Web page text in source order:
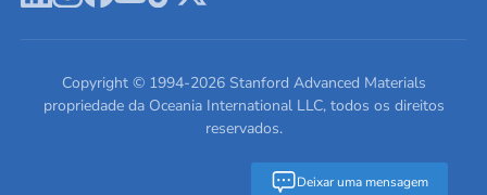
Deixar uma mensagem
Escreva para nós
Copyright © 1994-2026Stanford Advanced Materials
propriedade da Oceania International LLC, todos os direitos
reservados.